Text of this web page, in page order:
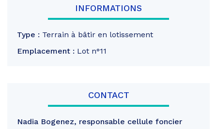
INFORMATIONS
Type : Terrain à bâtir en lotissement
Emplacement : Lot n°11
CONTACT
Nadia Bogenez, responsable cellule foncier